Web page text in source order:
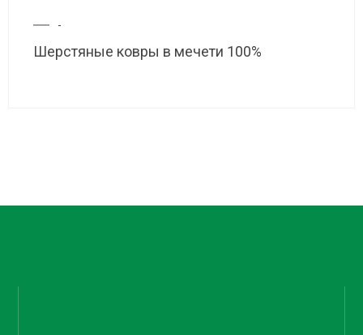
-
Шерстяные ковры в мечети 100%